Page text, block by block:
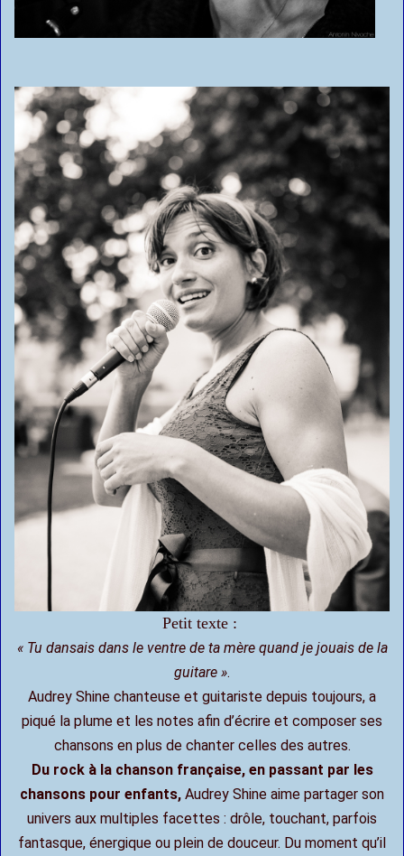
Petit texte :
« Tu dansais dans le ventre de ta mère quand je jouais de la
guitare ».
Audrey Shine chanteuse et guitariste depuis toujours, a
piqué la plume et les notes afin d’écrire et composer ses
chansons en plus de chanter celles des autres.
Du rock à la chanson française, en passant par les
chansons pour enfants, Audrey Shine aime partager son
univers aux multiples facettes : drôle, touchant, parfois
fantasque, énergique ou plein de douceur. Du moment qu’il